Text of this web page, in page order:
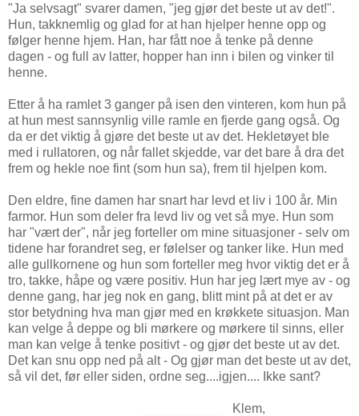
"Ja selvsagt" svarer damen, "jeg gjør det beste ut av det!".
Hun, takknemlig og glad for at han hjelper henne opp og
følger henne hjem. Han, har fått noe å tenke på denne
dagen - og full av latter, hopper han inn i bilen og vinker til
henne.
Etter å ha ramlet 3 ganger på isen den vinteren, kom hun på
at hun mest sannsynlig ville ramle en fjerde gang også. Og
da er det viktig å gjøre det beste ut av det. Hekletøyet ble
med i rullatoren, og når fallet skjedde, var det bare å dra det
frem og hekle noe fint (som hun sa), frem til hjelpen kom.
Den eldre, fine damen har snart har levd et liv i 100 år. Min
farmor. Hun som deler fra levd liv og vet så mye. Hun som
har "vært der", når jeg forteller om mine situasjoner - selv om
tidene har forandret seg, er følelser og tanker like. Hun med
alle gullkornene og hun som forteller meg hvor viktig det er å
tro, takke, håpe og være positiv. Hun har jeg lært mye av - og
denne gang, har jeg nok en gang, blitt mint på at det er av
stor betydning hva man gjør med en krøkkete situasjon. Man
kan velge å deppe og bli mørkere og mørkere til sinns, eller
man kan velge å tenke positivt - og gjør det beste ut av det.
Det kan snu opp ned på alt - Og gjør man det beste ut av det,
så vil det, før eller siden, ordne seg....igjen.... Ikke sant?
Klem,